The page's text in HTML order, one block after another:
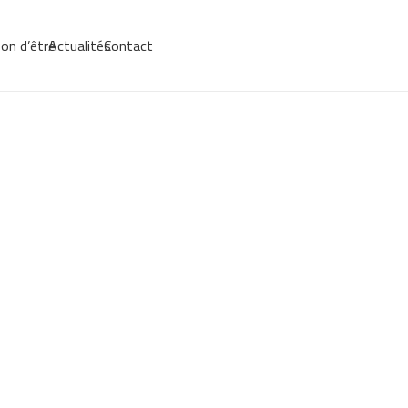
d’êtreActualitésContact